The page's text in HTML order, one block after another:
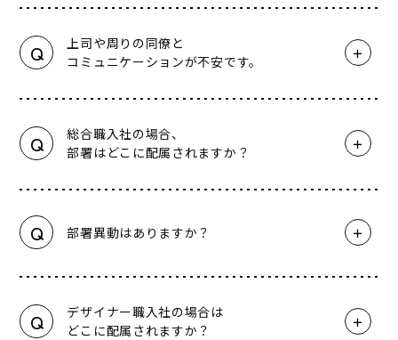
Q
上司や周りの同僚と
コミュニケーションが不安です。
Q
総合職入社の場合、
部署はどこに配属されますか？
Q 部署異動はありますか？
Q
デザイナー職入社の場合は
どこに配属されますか？